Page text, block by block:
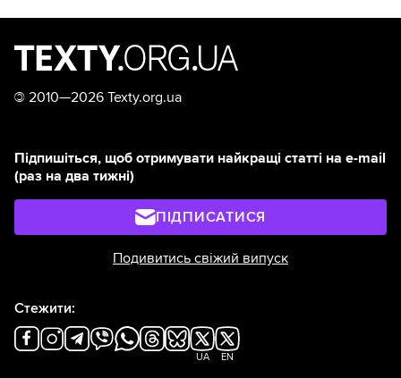
© 2010—2026 Texty.org.ua
Підпишіться, щоб отримувати найкращі статті на e-mail
(раз на два тижні)
ПІДПИСАТИСЯ
Подивитись свіжий випуск
Стежити:
UA EN